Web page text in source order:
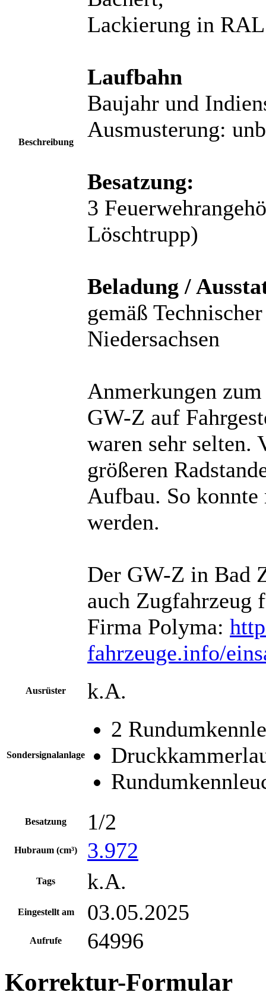
Beschreibung
Lackierung in
Laufbahn
Baujahr und
Ausmusterung:
Besatzung:
3
Löschtrupp)
Beladung /
gemäß
Niedersachsen
Anmerkungen
GW-Z auf
waren sehr selten.
größeren
Aufbau. So konnte
werden.
Der GW-Z in Bad
auch Zugfahrzeug
Firma Polyma:
fahrzeuge.info/
Ausrüster k.A.
Sondersignalanlage
2
Besatzung 1/2
Hubraum (cm³) 3.972
Tags k.A.
Eingestellt am 03.05.2025
Aufrufe 64996
Korrektur-Formular